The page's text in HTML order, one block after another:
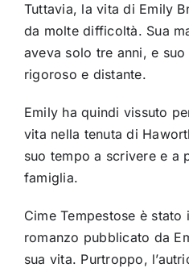
Tuttavia, la vita di Emily
da molte difficoltà. Sua
aveva solo tre anni, e
rigoroso e distante.
Emily ha quindi vissuto
vita nella tenuta di
suo tempo a scrivere e a
famiglia.
Cime Tempestose è
romanzo pubblicato da
sua vita. Purtroppo,